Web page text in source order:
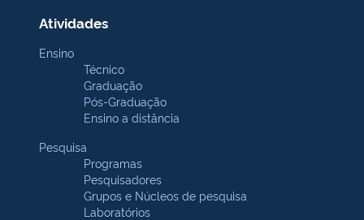
Atividades
Ensino
Técnico
Graduação
Pós-Graduação
Ensino a distância
Pesquisa
Programas
Pesquisadores
Grupos e Núcleos de pesquisa
Laboratórios